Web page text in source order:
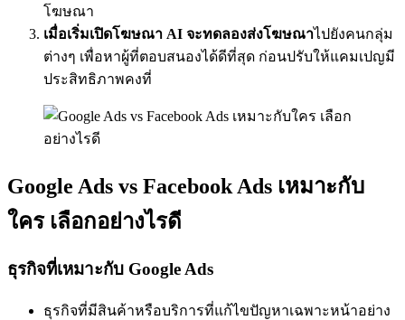
โฆษณา
เมื่อเริ่มเปิดโฆษณา AI จะทดลองส่งโฆษณาไปยังคนกลุ่ม
ต่างๆ เพื่อหาผู้ที่ตอบสนองได้ดีที่สุด ก่อนปรับให้แคมเปญมี
ประสิทธิภาพคงที่
Google Ads vs Facebook Ads เหมาะกับ
ใคร เลือกอย่างไรดี
ธุรกิจที่เหมาะกับ Google Ads
ธุรกิจที่มีสินค้าหรือบริการที่แก้ไขปัญหาเฉพาะหน้าอย่าง